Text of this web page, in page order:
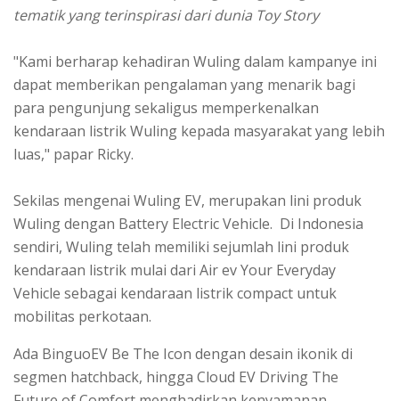
tematik yang terinspirasi dari dunia Toy Story
"Kami berharap kehadiran Wuling dalam kampanye ini
dapat memberikan pengalaman yang menarik bagi
para pengunjung sekaligus memperkenalkan
kendaraan listrik Wuling kepada masyarakat yang lebih
luas," papar Ricky.
Sekilas mengenai Wuling EV, merupakan lini produk
Wuling dengan Battery Electric Vehicle. Di Indonesia
sendiri, Wuling telah memiliki sejumlah lini produk
kendaraan listrik mulai dari Air ev Your Everyday
Vehicle sebagai kendaraan listrik compact untuk
mobilitas perkotaan.
Ada BinguoEV Be The Icon dengan desain ikonik di
segmen hatchback, hingga Cloud EV Driving The